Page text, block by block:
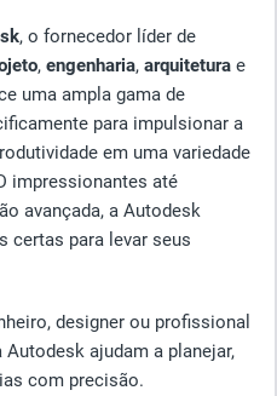
, o fornecedor líder de
, engenharia, arquitetura e
uma ampla gama de
para impulsionar a
em uma variedade
impressionantes até
avançada, a Autodesk
certas para levar seus
designer ou profissional
ajudam a planejar,
com precisão.